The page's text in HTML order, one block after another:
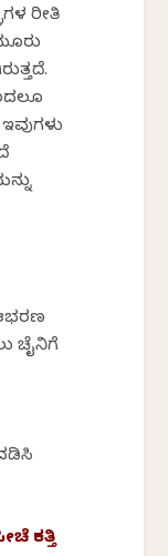
ರೀತಿ
ಚೈನಿಗೆ
ಕತ್ತಿ